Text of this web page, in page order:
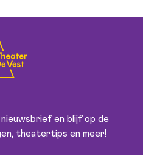
en blijf op de
theatertips en meer!